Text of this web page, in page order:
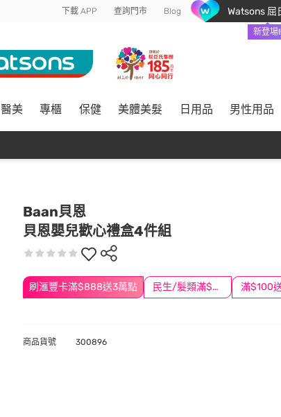
下載 APP 查詢門市 Blog Watsons 屈
新登場
醫美 專櫃 保健 美體美髮 日用品 男性用品
Baan貝恩
貝恩嬰兒歡心禮盒4件組
刷滙豐卡滿$888送3萬點 民生/髮類滿$388送舒潔冰巾
商品貨號 300896